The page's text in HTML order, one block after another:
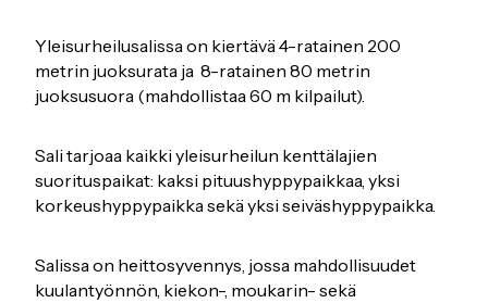
Yleisurheilusalissa on kiertävä 4-ratainen 200
metrin juoksurata ja 8-ratainen 80 metrin
juoksusuora (mahdollistaa 60 m kilpailut).
Sali tarjoaa kaikki yleisurheilun kenttälajien
suorituspaikat: kaksi pituushyppypaikkaa, yksi
korkeushyppypaikka sekä yksi seiväshyppypaikka.
Salissa on heittosyvennys, jossa mahdollisuudet
kuulantyönnön, kiekon-, moukarin- sekä